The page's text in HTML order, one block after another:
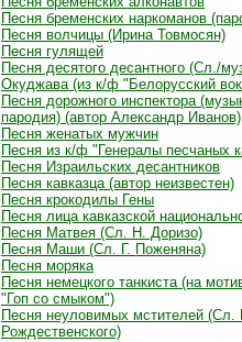
Песня бременских наркоманов
Песня волчицы (Ирина Товмосян)
Песня гулящей
Песня десятого десантного (Сл./
Окуджава (из к/ф "Белорусский
Песня дорожного инспектора
пародия) (автор Александр Иванов)
Песня женатых мужчин
Песня из к/ф "Генералы песчаных
Песня Израильских десантников
Песня кавказца (автор неизвестен)
Песня крокодилы Гены
Песня лица кавказской
Песня Матвея (Сл. Н. Доризо)
Песня Маши (Сл. Г. Поженяна)
Песня моряка
Песня немецкого танкиста (на
"Гоп со смыком")
Песня неуловимых мстителей (Сл.
Рождественского)